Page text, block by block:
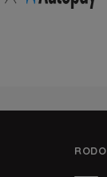
RODO